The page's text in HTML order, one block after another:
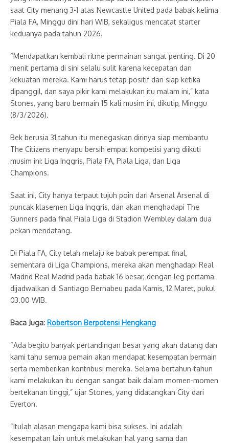
saat City menang 3-1 atas Newcastle United pada babak kelima
Piala FA, Minggu dini hari WIB, sekaligus mencatat starter
keduanya pada tahun 2026.
“Mendapatkan kembali ritme permainan sangat penting. Di 20
menit pertama di sini selalu sulit karena kecepatan dan
kekuatan mereka. Kami harus tetap positif dan siap ketika
dipanggil, dan saya pikir kami melakukan itu malam ini,” kata
Stones, yang baru bermain 15 kali musim ini, dikutip, Minggu
(8/3/2026).
Bek berusia 31 tahun itu menegaskan dirinya siap membantu
The Citizens menyapu bersih empat kompetisi yang diikuti
musim ini: Liga Inggris, Piala FA, Piala Liga, dan Liga
Champions.
Saat ini, City hanya terpaut tujuh poin dari Arsenal Arsenal di
puncak klasemen Liga Inggris, dan akan menghadapi The
Gunners pada final Piala Liga di Stadion Wembley dalam dua
pekan mendatang.
Di Piala FA, City telah melaju ke babak perempat final,
sementara di Liga Champions, mereka akan menghadapi Real
Madrid Real Madrid pada babak 16 besar, dengan leg pertama
dijadwalkan di Santiago Bernabeu pada Kamis, 12 Maret, pukul
03.00 WIB.
Baca Juga: Robertson Berpotensi Hengkang
“Ada begitu banyak pertandingan besar yang akan datang dan
kami tahu semua pemain akan mendapat kesempatan bermain
serta memberikan kontribusi mereka. Selama bertahun-tahun
kami melakukan itu dengan sangat baik dalam momen-momen
bertekanan tinggi,” ujar Stones, yang didatangkan City dari
Everton.
“Itulah alasan mengapa kami bisa sukses. Ini adalah
kesempatan lain untuk melakukan hal yang sama dan